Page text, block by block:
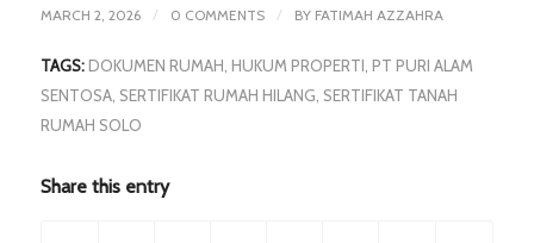
MARCH 2, 2026 / 0 COMMENTS / BY FATIMAH AZZAHRA
TAGS: DOKUMEN RUMAH, HUKUM PROPERTI, PT PURI ALAM
SENTOSA, SERTIFIKAT RUMAH HILANG, SERTIFIKAT TANAH
RUMAH SOLO
Share this entry